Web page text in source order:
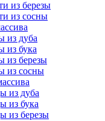
из березы
из сосны
из дуба
из бука
из березы
из сосны
из дуба
из бука
из березы